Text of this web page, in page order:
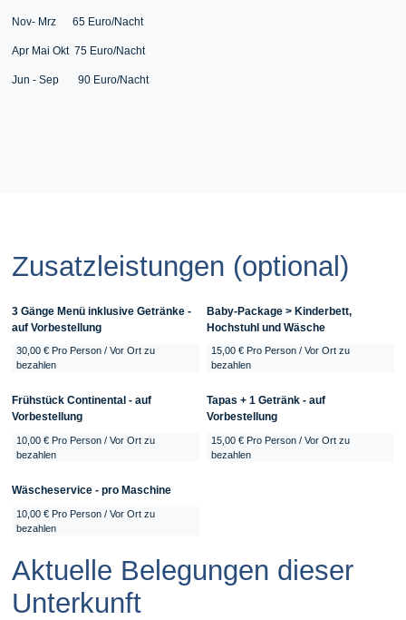
Nov- Mrz 65 Euro/Nacht
Apr Mai Okt 75 Euro/Nacht
Jun - Sep 90 Euro/Nacht
Zusatzleistungen (optional)
3 Gänge Menü inklusive Getränke -
auf Vorbestellung
30,00 € Pro Person / Vor Ort zu
bezahlen
Baby-Package > Kinderbett,
Hochstuhl und Wäsche
15,00 € Pro Person / Vor Ort zu
bezahlen
Frühstück Continental - auf
Vorbestellung
10,00 € Pro Person / Vor Ort zu
bezahlen
Tapas + 1 Getränk - auf
Vorbestellung
15,00 € Pro Person / Vor Ort zu
bezahlen
Wäscheservice - pro Maschine
10,00 € Pro Person / Vor Ort zu
bezahlen
Aktuelle Belegungen dieser
Unterkunft